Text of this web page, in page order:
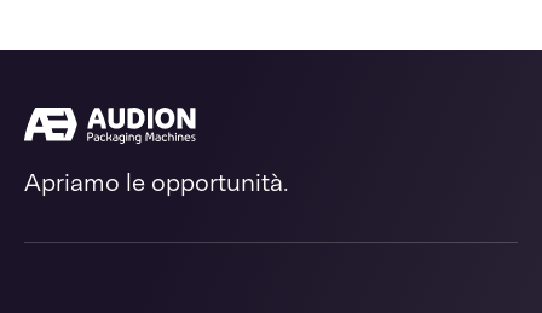
Apriamo le opportunità.